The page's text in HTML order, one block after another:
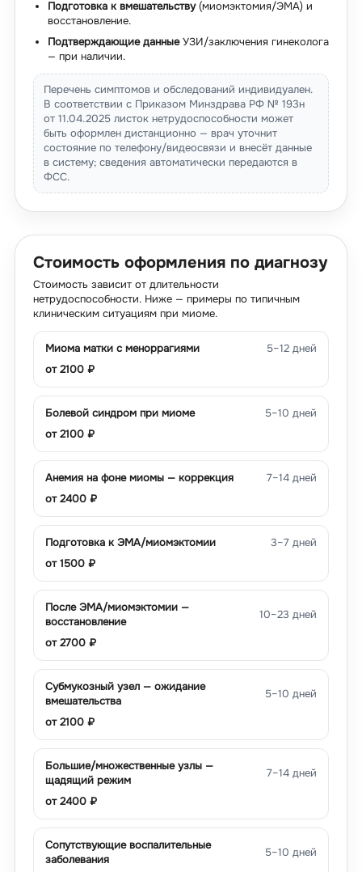
Подготовка к вмешательству(миомэктомия/ЭМА) и
восстановление.
Подтверждающие данныеУЗИ/заключения гинеколога
— при наличии.
Перечень симптомов и обследований индивидуален.
В соответствии с Приказом Минздрава РФ № 193н
от 11.04.2025 листок нетрудоспособности может
быть оформлен дистанционно — врач уточнит
состояние по телефону/видеосвязи и внесёт данные
в систему; сведения автоматически передаются в
ФСС.
Стоимость оформления по диагнозу
Стоимость зависит от длительности
нетрудоспособности. Ниже — примеры по типичным
клиническим ситуациям при миоме.
Миома матки с меноррагиями
5–12 дней
от2100 ₽
Болевой синдром при миоме
5–10 дней
от2100 ₽
Анемия на фоне миомы — коррекция
7–14 дней
от2400 ₽
Подготовка к ЭМА/миомэктомии
3–7 дней
от1500 ₽
После ЭМА/миомэктомии —
восстановление
10–23 дней
от2700 ₽
Субмукозный узел — ожидание
вмешательства
5–10 дней
от2100 ₽
Большие/множественные узлы —
щадящий режим
7–14 дней
от2400 ₽
Сопутствующие воспалительные
заболевания
5–10 дней